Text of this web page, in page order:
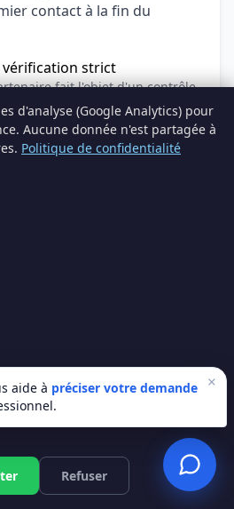
d'analyse (Google Analytics) pour
Aucune donnée n'est partagée à
Politique de confidentialité
Refuser
contact à la fin du
strict
fait l'objet d'un contrôle
responsabilité civile,
agréments professionnels et
vérifiable.
par les clients
noté après intervention. Les
évalués sont retirés de notre
celui qui répond à vos
gratuit
×
aide à préciser votre demande